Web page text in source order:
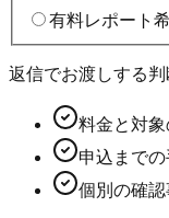
有料レポート
返信でお渡しする
料金と対象
申込まで
個別の確